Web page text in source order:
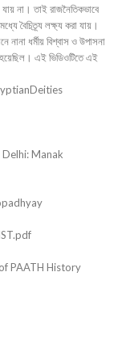
যায় না। তাই রাজনৈতিকভাবে
বৈচিত্র্য লক্ষ্য করা যায়।
নানা ধর্মীয় বিশ্বাস ও উপাসনা
এই ভিডিওটিতে এই
Manak
PAATH History